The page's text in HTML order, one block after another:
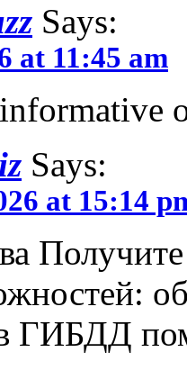
Says:
at 11:45 am
Says:
at 15:14
ГИБДД